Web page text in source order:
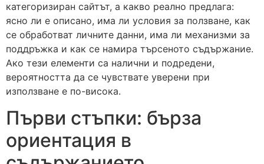
категоризиран сайтът, а какво реално предлага:
ясно ли е описано, има ли условия за ползване, как
се обработват личните данни, има ли механизми за
поддръжка и как се намира търсеното съдържание.
Ако тези елементи са налични и подредени,
вероятността да се чувствате уверени при
използване е по-висока.
Първи стъпки: бърза
ориентация в